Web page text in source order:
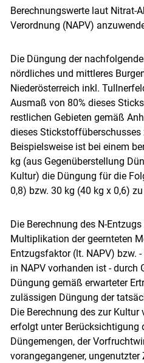
Berechnungswerte laut Nitrat-
Verordnung (NAPV)
Die Düngung der
nördliches und mittleres
Niederösterreich inkl.
Ausmaß von 80% dieses
restlichen Gebieten gemäß
dieses Stickstoffüberschusses
Beispielsweise ist bei einem
kg (aus Gegenüberstellung
Kultur) die Düngung für die
0,8) bzw. 30 kg (40 kg x 0,6)
Die Berechnung des N-
Multiplikation der geernteten
Entzugsfaktor (lt. NAPV) bzw.
in NAPV vorhanden ist - durch
Düngung gemäß erwarteter
zulässigen Düngung der
Die Berechnung des zur
erfolgt unter Berücksichtigung
Düngemengen, der
vorangegangener,